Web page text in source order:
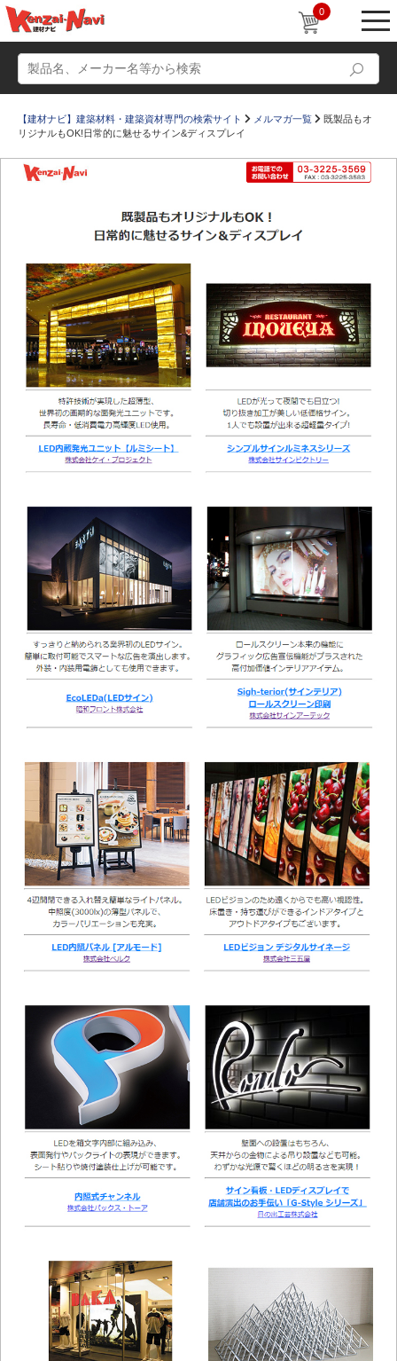
0
ショールーム
すまいリング 設計士インタビュー
Q＆A 販売・施工代理店募集
お気に入り
【建材ナビ】建築材料・建築資材専門の検索サイト メルマガ一覧
既製品もオ
リジナルもOK!日常的に魅せるサイン&ディスプレイ